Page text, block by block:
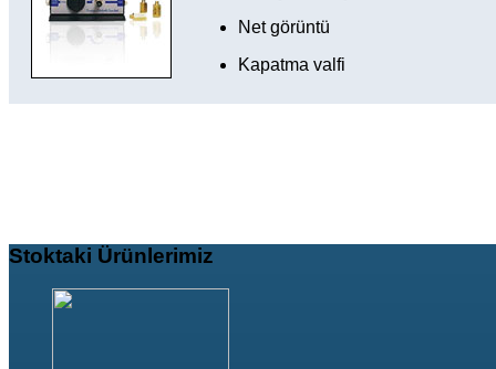
Net görüntü
Kapatma valfi
Stoktaki Ürünlerimiz